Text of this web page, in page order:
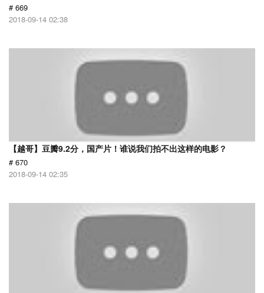
# 669
2018-09-14 02:38
【越哥】豆瓣9.2分，国产片！谁说我们拍不出这样的电影？
# 670
2018-09-14 02:35